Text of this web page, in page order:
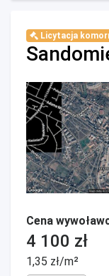
Licytacja
Cena
4 100 zł
1,35 zł/m²